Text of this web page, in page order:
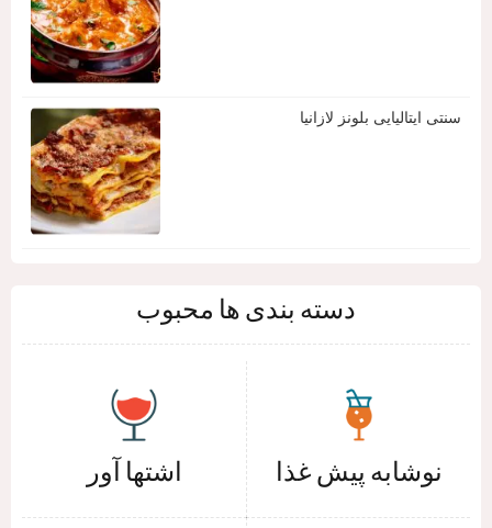
سنتی ایتالیایی بلونز لازانیا
دسته بندی ها محبوب
نوشابه پیش غذا اشتها آور